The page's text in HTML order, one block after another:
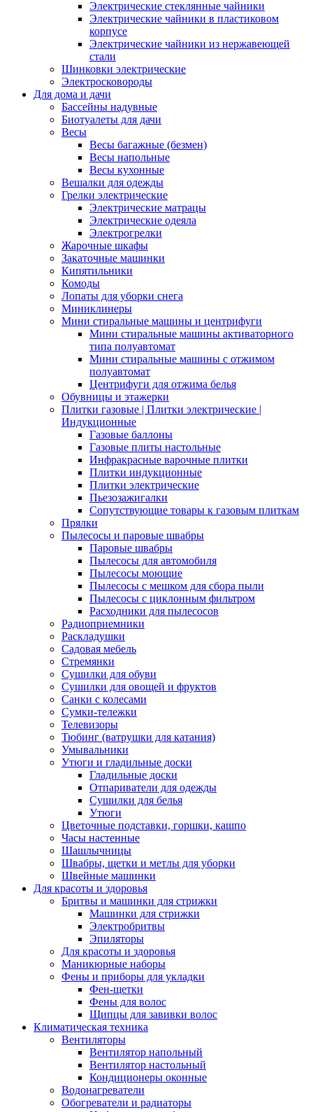
Электрические стеклянные чайники
Электрические чайники в пластиковом
корпусе
Электрические чайники из нержавеющей
стали
Шинковки электрические
Электросковороды
Для дома и дачи
Бассейны надувные
Биотуалеты для дачи
Весы
Весы багажные (безмен)
Весы напольные
Весы кухонные
Вешалки для одежды
Грелки электрические
Электрические матрацы
Электрические одеяла
Электрогрелки
Жарочные шкафы
Закаточные машинки
Кипятильники
Комоды
Лопаты для уборки снега
Миниклинеры
Мини стиральные машины и центрифуги
Мини стиральные машины активаторного
типа полуавтомат
Мини стиральные машины с отжимом
полуавтомат
Центрифуги для отжима белья
Обувницы и этажерки
Плитки газовые | Плитки электрические |
Индукционные
Газовые баллоны
Газовые плиты настольные
Инфракрасные варочные плитки
Плитки индукционные
Плитки электрические
Пьезозажигалки
Сопутствующие товары к газовым плиткам
Прялки
Пылесосы и паровые швабры
Паровые швабры
Пылесосы для автомобиля
Пылесосы моющие
Пылесосы с мешком для сбора пыли
Пылесосы с циклонным фильтром
Расходники для пылесосов
Радиоприемники
Раскладушки
Садовая мебель
Стремянки
Сушилки для обуви
Сушилки для овощей и фруктов
Санки с колесами
Сумки-тележки
Телевизоры
Тюбинг (ватрушки для катания)
Умывальники
Утюги и гладильные доски
Гладильные доски
Отпариватели для одежды
Сушилки для белья
Утюги
Цветочные подставки, горшки, кашпо
Часы настенные
Шашлычницы
Швабры, щетки и метлы для уборки
Швейные машинки
Для красоты и здоровья
Бритвы и машинки для стрижки
Машинки для стрижки
Электробритвы
Эпиляторы
Для красоты и здоровья
Маникюрные наборы
Фены и приборы для укладки
Фен-щетки
Фены для волос
Щипцы для завивки волос
Климатическая техника
Вентиляторы
Вентилятор напольный
Вентилятор настольный
Кондиционеры оконные
Водонагреватели
Обогреватели и радиаторы